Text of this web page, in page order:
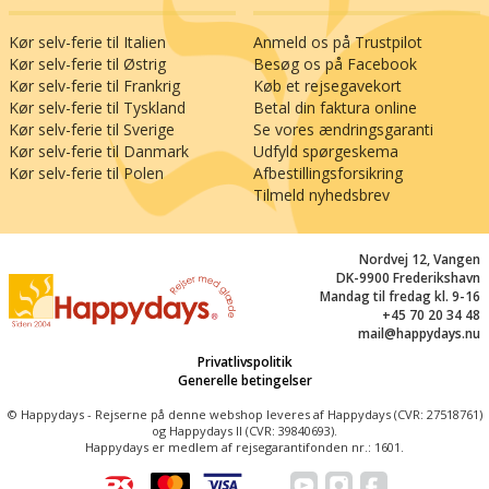
Tobiashammermuseet, der fremviser en stærk
industriel arv – og I kan få mere teknik på
Ohratalsperre (16 km), hvor I kan se ud over den
store dæmningskonstruktion, der forsyner
drikkevand til næsten hele Thüringen. I Gotha
(18 km) kan I træde gennem porten til byens slot
og blive forbløffet over kunstskattene indeni. Vil
I have et tip til en hemmelig lille perle? Ja, så bør
I tage til den maleriske by Schmalalden (23 km),
gaderne i den ældste bykerne.
Kør selv-ferie til Italien
Kør selv-ferie til Østrig
Kør selv-ferie til Frankrig
Kør selv-ferie til Tyskland
Kør selv-ferie til Sverige
Kør selv-ferie til Danmark
Kør selv-ferie til Polen
Anmeld os på Trustpilot
Besøg os på Facebook
Køb et rejsegavekort
Betal din faktura online
Se vores ændringsgaranti
Udfyld spørgeskema
Afbestillingsforsikring
Tilmeld nyhedsbrev
Nordvej 12, Vangen
DK-9900 Frederikshavn
Mandag til fredag kl. 9-16
+45 70 20 34 48
mail@happydays.nu
Privatlivspolitik
Generelle betingelser
© Happydays - Rejserne på denne webshop leveres af Happydays (CVR: 27518761)
og Happydays II (CVR: 39840693).
Happydays er medlem af rejsegarantifonden nr.: 1601.